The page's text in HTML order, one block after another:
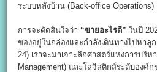
ระบบหลังบ้าน (Back-office Operations)
การจะตัดสินใจว่า “ขายอะไรดี” ในปี
ของอยู่ในกล่องและกำลังเดินทางไปหา
24) เราจะมาเจาะลึกศาสตร์แห่งการบริ
Management) และโลจิสติกส์ระดับองค์